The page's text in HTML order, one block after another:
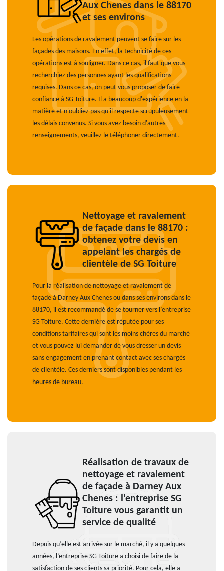
Aux Chenes dans le 88170
et ses environs
Les opérations de ravalement peuvent se faire sur les
façades des maisons. En effet, la technicité de ces
opérations est à souligner. Dans ce cas, il faut que vous
recherchiez des personnes ayant les qualifications
requises. Dans ce cas, on peut vous proposer de faire
confiance à SG Toiture. Il a beaucoup d'expérience en la
matière et n'oubliez pas qu'il respecte scrupuleusement
les délais convenus. Si vous avez besoin d'autres
renseignements, veuillez le téléphoner directement.
Nettoyage et ravalement
de façade dans le 88170 :
obtenez votre devis en
appelant les chargés de
clientèle de SG Toiture
Pour la réalisation de nettoyage et ravalement de
façade à Darney Aux Chenes ou dans ses environs dans le
88170, il est recommandé de se tourner vers l’entreprise
SG Toiture. Cette dernière est réputée pour ses
conditions tarifaires qui sont les moins chères du marché
et vous pouvez lui demander de vous dresser un devis
sans engagement en prenant contact avec ses chargés
de clientèle. Ces derniers sont disponibles pendant les
heures de bureau.
Réalisation de travaux de
nettoyage et ravalement
de façade à Darney Aux
Chenes : l’entreprise SG
Toiture vous garantit un
service de qualité
Depuis qu’elle est arrivée sur le marché, il y a quelques
années, l’entreprise SG Toiture a choisi de faire de la
satisfaction de ses clients sa priorité. Pour cela, elle a